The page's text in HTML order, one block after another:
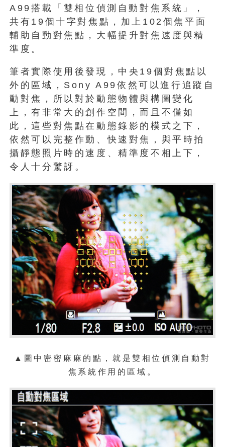
A99搭載「雙相位偵測自動對焦系統」，
共有19個十字對焦點，加上102個焦平面
輔助自動對焦點，大幅提升對焦速度與精
準度。
筆者實際使用後發現，中央19個對焦點以
外的區域，Sony A99依然可以進行追蹤自
動對焦，所以對於動態物體與構圖變化
上，有非常大的創作空間，而且不僅如
此，這些對焦點在動態錄影的模式之下，
依然可以完整作動、快速對焦，與平時拍
攝靜態照片時的速度、精準度不相上下，
令人十分驚訝。
▲圖中密密麻麻的點，就是雙相位偵測自動對
焦系統作用的區域。